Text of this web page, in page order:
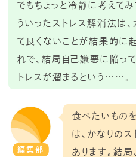
でもちょっと冷静に考えてみ
ういったストレス解消法は、
て良くないことが結果的に起
れで、結局自己嫌悪に陥って
トレスが溜まるという……。
編集部
食べたいもの
は、かなりの
あります。結局